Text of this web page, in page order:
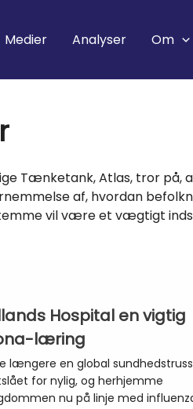
Medier Analyser Om
Tænketank, Atlas, tror på,
af, hvordan
vil være et vægtigt
Hospital en vigtig
læring
længere en global
for nylig, og herhjemme
nu på linje med